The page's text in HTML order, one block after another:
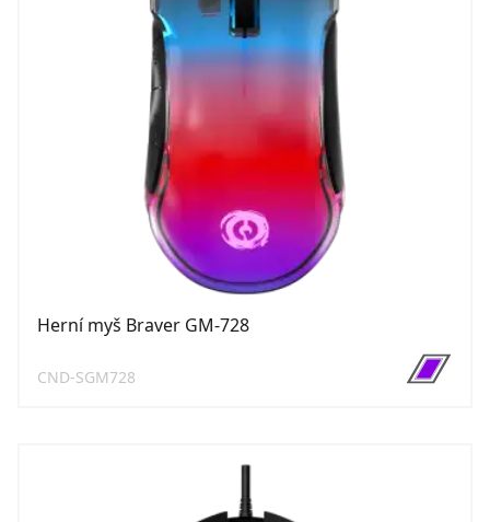
Herní myš Braver GM-728
CND-SGM728